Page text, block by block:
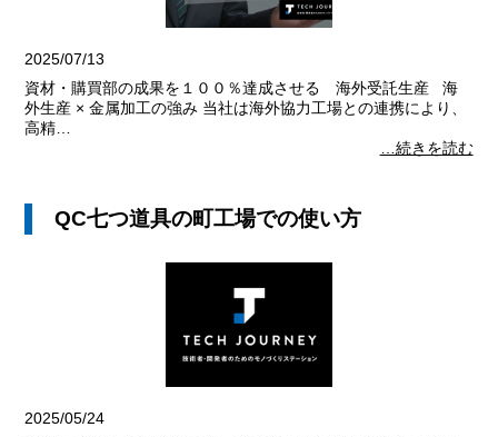
2025/07/13
資材・購買部の成果を１００％達成させる 海外受託生産 海
外生産 × 金属加工の強み 当社は海外協力工場との連携により、
高精…
…続きを読む
QC七つ道具の町工場での使い方
2025/05/24